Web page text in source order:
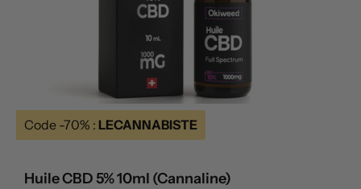
Code -70% : LECANNABISTE
Huile CBD 5% 10ml (Cannaline)